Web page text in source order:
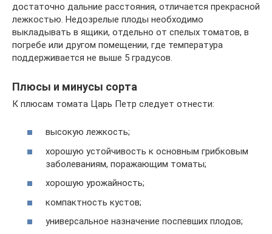
достаточно дальние расстояния, отличается прекрасной
лежкостью. Недозрелые плоды необходимо
выкладывать в ящики, отдельно от спелых томатов, в
погребе или другом помещении, где температура
поддерживается не выше 5 градусов.
Плюсы и минусы сорта
К плюсам томата Царь Петр следует отнести:
высокую лежкость;
хорошую устойчивость к основным грибковым
заболеваниям, поражающим томаты;
хорошую урожайность;
компактность кустов;
универсальное назначение поспевших плодов;